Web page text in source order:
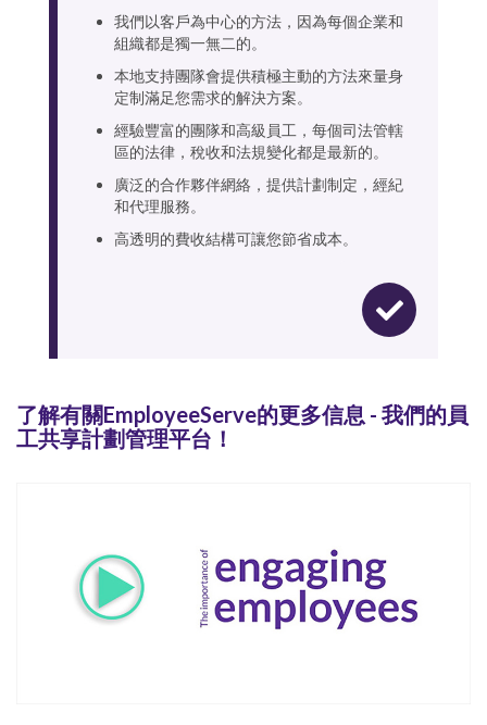
我們以客戶為中心的方法，因為每個企業和
組織都是獨一無二的。
本地支持團隊會提供積極主動的方法來量身
定制滿足您需求的解決方案。
經驗豐富的團隊和高級員工，每個司法管轄
區的法律，稅收和法規變化都是最新的。
廣泛的合作夥伴網絡，提供計劃制定，經紀
和代理服務。
高透明的費收結構可讓您節省成本。
了解有關EmployeeServe的更多信息 - 我們的員
工共享計劃管理平台！